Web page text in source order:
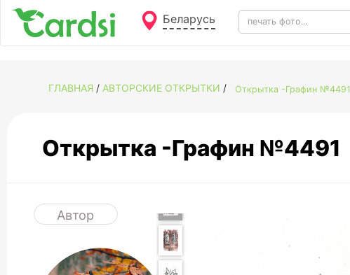
Беларусь
ГЛАВНАЯ / АВТОРСКИЕ ОТКРЫТКИ / Открытка -Графин №4491
Открытка -Графин №4491
Автор